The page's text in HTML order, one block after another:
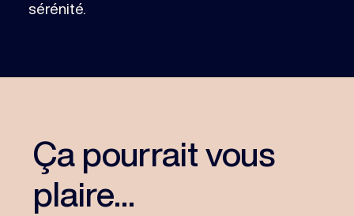
sérénité.
Ça pourrait vous
plaire...